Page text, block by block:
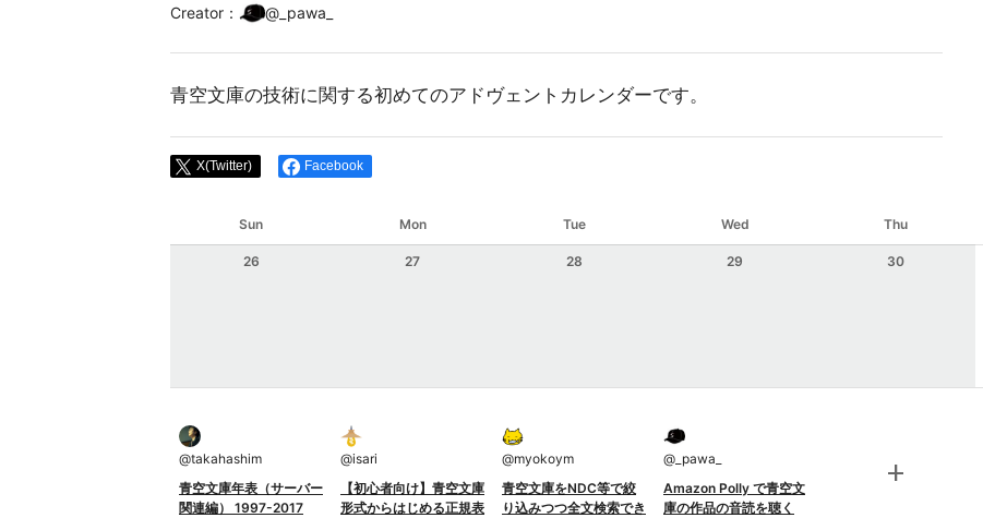
Creator ： @ _pawa_
青空文庫の技術に関する初めてのアドヴェントカレンダーです。
X(Twitter) Facebook
Sun Mon Tue Wed Thu
26 27 28 29 30
@takahashim
青空文庫年表（サーバー
関連編） 1997-2017
@isari
【初心者向け】青空文庫
形式からはじめる正規表
@myokoym
青空文庫をNDC等で絞
り込みつつ全文検索でき
@ _pawa_
Amazon Polly で青空文
庫の作品の音読を聴く
add